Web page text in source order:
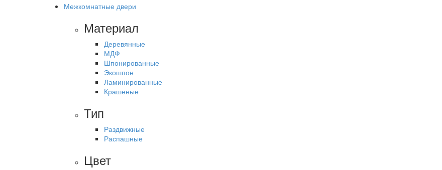
Межкомнатные двери
Материал
Деревянные
МДФ
Шпонированные
Экошпон
Ламинированные
Крашеные
Тип
Раздвижные
Распашные
Цвет